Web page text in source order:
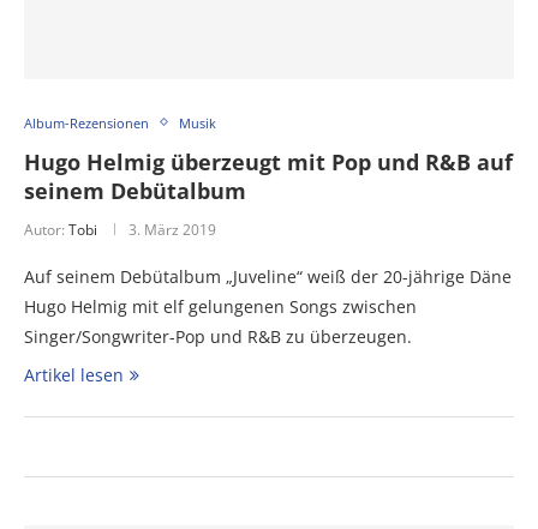
Album-Rezensionen Musik
Hugo Helmig überzeugt mit Pop und R&B auf
seinem Debütalbum
Autor: Tobi 3. März 2019
Auf seinem Debütalbum „Juveline“ weiß der 20-jährige Däne
Hugo Helmig mit elf gelungenen Songs zwischen
Singer/Songwriter-Pop und R&B zu überzeugen.
Artikel lesen